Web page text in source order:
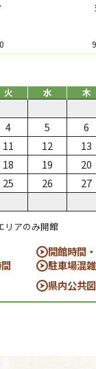
火 水 木
4 5 6
11 12 13
18 19 20
25 26 27
リアのみ開館
開館時間
駐車場混
県内公共